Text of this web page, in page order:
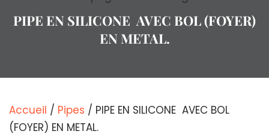
PIPE EN SILICONE AVEC BOL (FOYER)
EN METAL.
Accueil / Pipes / PIPE EN SILICONE AVEC BOL
(FOYER) EN METAL.